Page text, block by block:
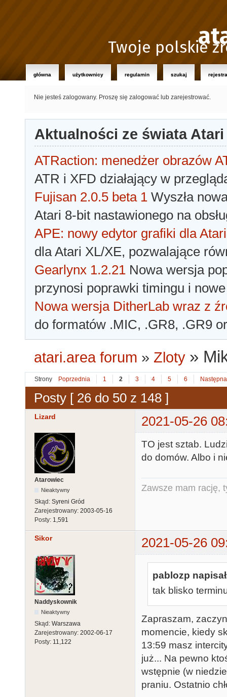
Twoje polskie
główna użytkownicy regulamin szukaj
Nie jesteś zalogowany. Proszę się zalogować lub zarejestrować.
Aktualności ze świata Atari
ATRaction: menedżer obrazów
ATR i XFD działający w
Fujisan 2.0.5 beta 1 Wyszła
Atari 8-bit nastawionego na
APE: nowy edytor grafiki dla Atari
dla Atari XL/XE, pozwalające
Gearlynx 1.2.21 Nowa wersja
przynosi poprawki timingu i
Nowa wersja DitherLab wraz z
do formatów .MIC, .GR8, .GR9
atari.area forum » Zloty »
Strony Poprzednia 1 2 3 4 5 6 Następna
Posty [ 26 do 50 z 148 ]
Lizard 2021-05-26
Atarowiec
Nieaktywny
Skąd: Syreni Gród
Zarejestrowany: 2003-05-16
Posty: 1,591
TO jest sztab.
do domów. Albo i
Zawsze mam rację,
Sikor 2021-05-26
Naddyskownik
Nieaktywny
Skąd: Warszawa
Zarejestrowany: 2002-06-17
Posty: 11,122
pablozp
tak blisko
Zapraszam,
momencie, kiedy
13:59 masz
już... Na pewno
wstępnie (w
praniu. Ostatnio